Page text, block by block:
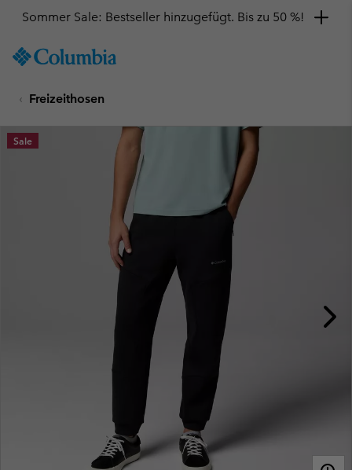
TO
SKIP
MAIN
NAV
Sommer Sale: Bestseller hinzugefügt. Bis zu 50 %!
Freizeithosen
Sale